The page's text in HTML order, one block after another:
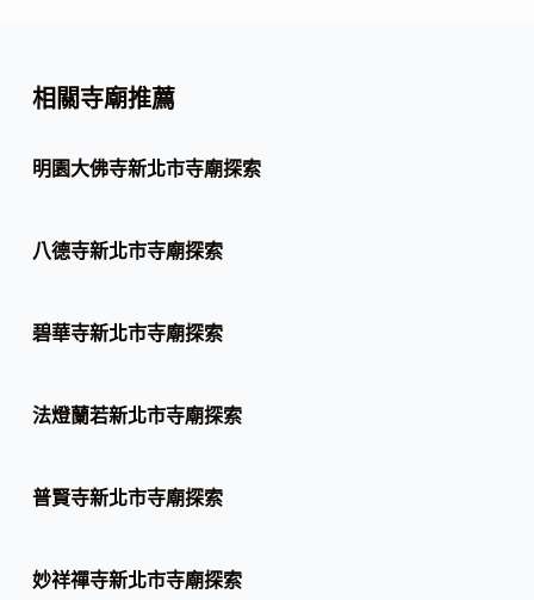
相關寺廟推薦
明園大佛寺新北市寺廟探索
八德寺新北市寺廟探索
碧華寺新北市寺廟探索
法燈蘭若新北市寺廟探索
普賢寺新北市寺廟探索
妙祥禪寺新北市寺廟探索